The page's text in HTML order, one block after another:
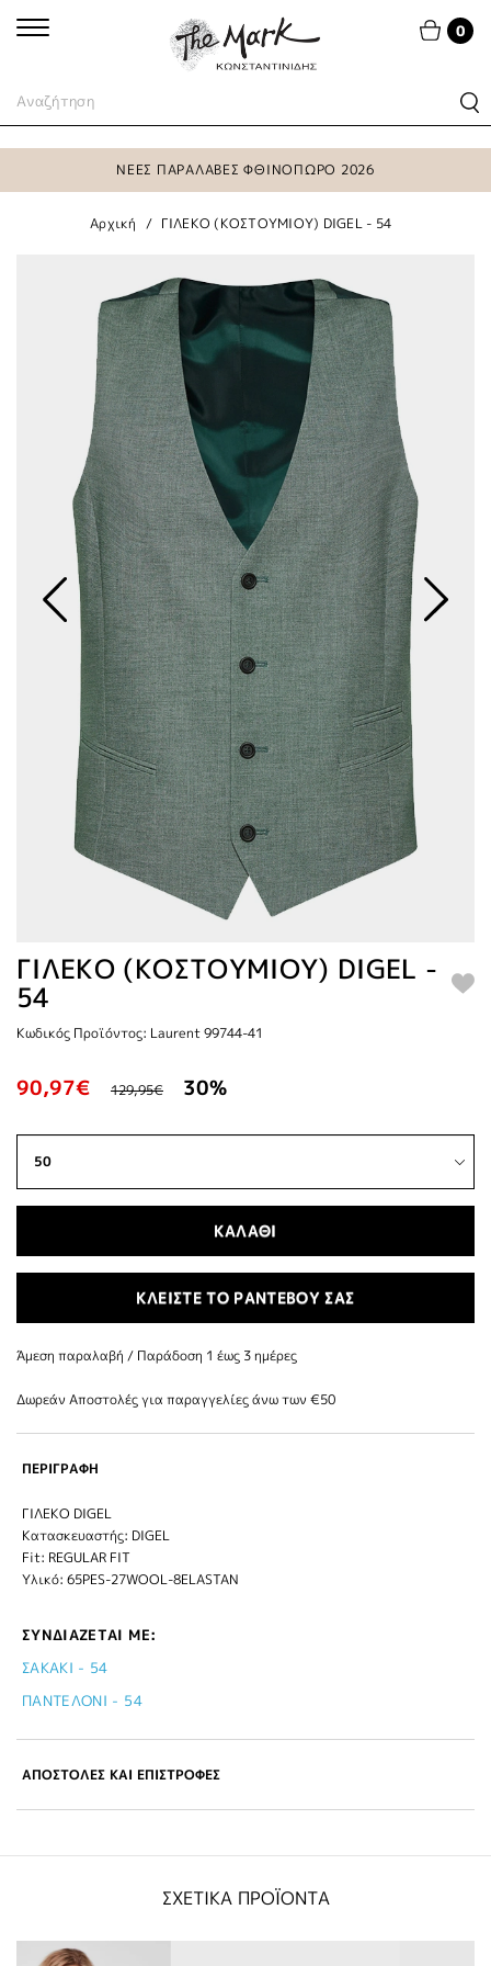
0
ΝΕΕΣ ΠΑΡΑΛΑΒΕΣ ΦΘΙΝΟΠΩΡΟ 2026
Αρχική ΓΙΛΕΚΟ (ΚΟΣΤΟΥΜΙΟΥ) DIGEL - 54
ΓΙΛΕΚΟ (ΚΟΣΤΟΥΜΙΟΥ) DIGEL -
54
Κωδικός Προϊόντος: Laurent 99744-41
90,97€ 129,95€ 30%
ΚΑΛΑΘΙ
ΚΛΕΙΣΤΕ ΤΟ ΡΑΝΤΕΒΟΥ ΣΑΣ
Άμεση παραλαβή / Παράδoση 1 έως 3 ημέρες
Δωρεάν Αποστολές για παραγγελίες άνω των €50
ΠΕΡΙΓΡΑΦΗ
ΓΙΛΕΚΟ DIGEL
Κατασκευαστής: DIGEL
Fit: REGULAR FIT
Υλικό: 65PES-27WOOL-8ELASTAN
ΣΥΝΔΙΑΖΕΤΑΙ ΜΕ:
ΣΑΚΑΚΙ - 54
ΠΑΝΤΕΛΟΝΙ - 54
ΑΠΟΣΤΟΛΕΣ ΚΑΙ ΕΠΙΣΤΡΟΦΕΣ
ΣΧΕΤΙΚΑ ΠΡΟΪΟΝΤΑ